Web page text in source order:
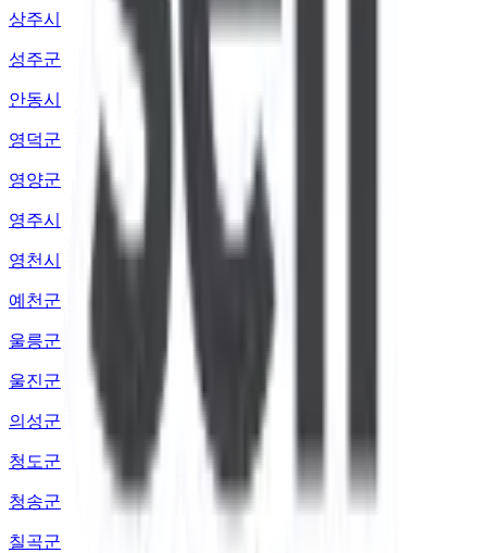
상주시
성주군
안동시
영덕군
영양군
영주시
영천시
예천군
울릉군
울진군
의성군
청도군
청송군
칠곡군